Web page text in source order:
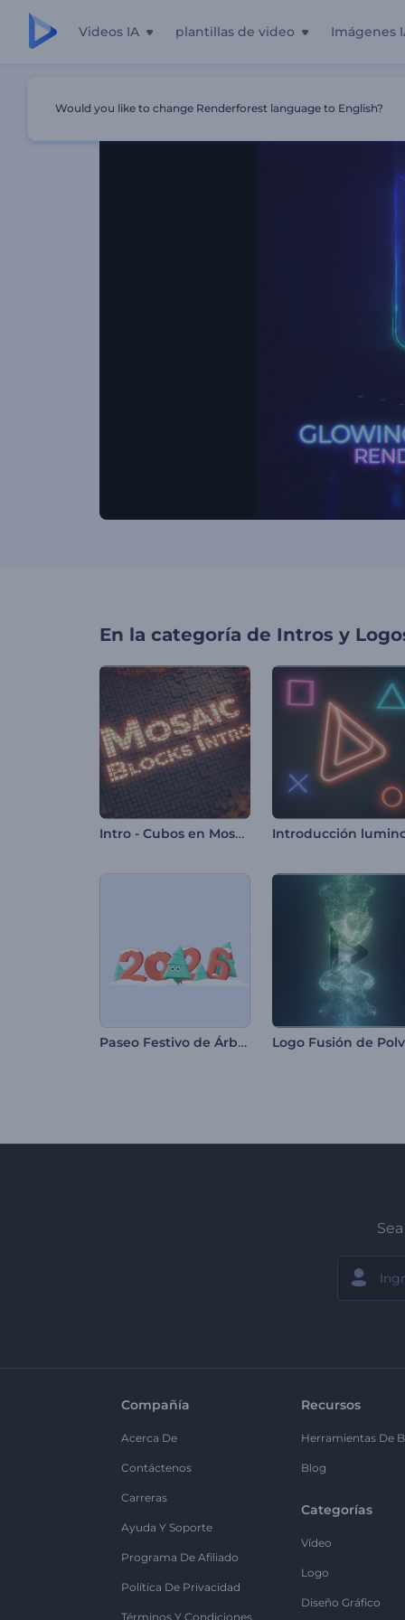
Videos IA plantillas de video Imágenes
En la categoría de Intros y
Intro - Cubos en Mosaico
Paseo Festivo de Árbol de Navidad
Compañía
Acerca De
Contáctenos
Carreras
Ayuda Y Soporte
Programa De Afiliado
Política De Privacidad
Términos Y Condiciones
Recursos
Herramientas De
Blog
Categorías
Vídeo
Logo
Diseño Gráfico
Would you like to change Renderforest language to English?